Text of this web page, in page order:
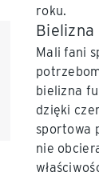
roku.
Mali fani
bielizna
dzięki
sportowa
nie